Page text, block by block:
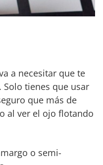
a necesitar que te
Solo tienes que usar
que más de
al ver el ojo flotando
o semi-